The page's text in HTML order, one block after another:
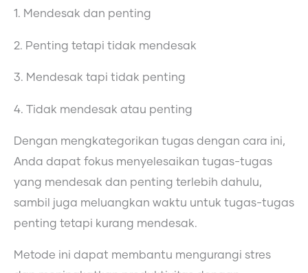
1. Mendesak dan penting
2. Penting tetapi tidak mendesak
3. Mendesak tapi tidak penting
4. Tidak mendesak atau penting
Dengan mengkategorikan tugas dengan cara ini,
Anda dapat fokus menyelesaikan tugas-tugas
yang mendesak dan penting terlebih dahulu,
sambil juga meluangkan waktu untuk tugas-tugas
penting tetapi kurang mendesak.
Metode ini dapat membantu mengurangi stres